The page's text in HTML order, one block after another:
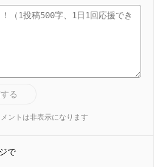
る
ントは非表示になります
で